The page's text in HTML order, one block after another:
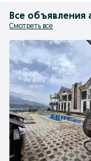
Все объявления
Смотреть все